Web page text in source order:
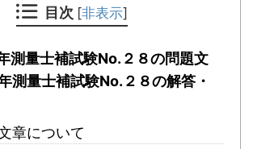
目次 [非表示]
測量士補試験No.２８の問題文
測量士補試験No.２８の解答・
章について